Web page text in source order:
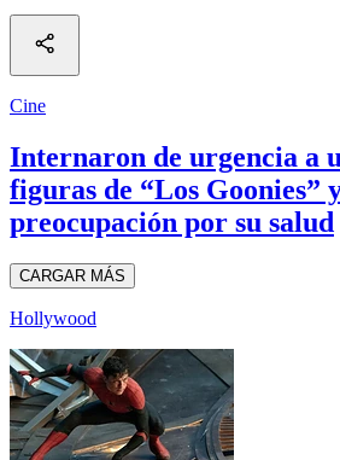
Cine
Internaron de urgencia a
figuras de “Los Goonies”
preocupación por su salud
CARGAR MÁS
Hollywood